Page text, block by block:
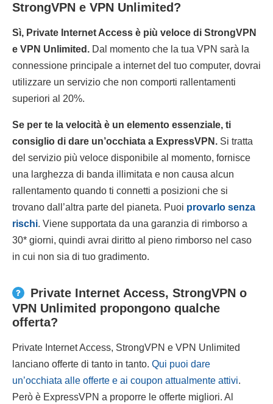
StrongVPN e VPN Unlimited?
Sì, Private Internet Access è più veloce di StrongVPN
e VPN Unlimited. Dal momento che la tua VPN sarà la
connessione principale a internet del tuo computer, dovrai
utilizzare un servizio che non comporti rallentamenti
superiori al 20%.
Se per te la velocità è un elemento essenziale, ti
consiglio di dare un’occhiata a ExpressVPN. Si tratta
del servizio più veloce disponibile al momento, fornisce
una larghezza di banda illimitata e non causa alcun
rallentamento quando ti connetti a posizioni che si
trovano dall’altra parte del pianeta. Puoi provarlo senza
rischi. Viene supportata da una garanzia di rimborso a
30* giorni, quindi avrai diritto al pieno rimborso nel caso
in cui non sia di tuo gradimento.
Private Internet Access, StrongVPN o
VPN Unlimited propongono qualche
offerta?
Private Internet Access, StrongVPN e VPN Unlimited
lanciano offerte di tanto in tanto. Qui puoi dare
un’occhiata alle offerte e ai coupon attualmente attivi.
Però è ExpressVPN a proporre le offerte migliori. Al